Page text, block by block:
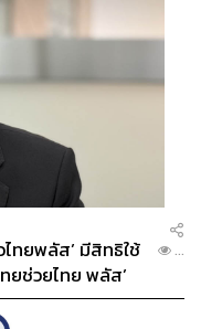
ไทยพลัส’ มีสิทธิใช้
ยช่วยไทย พลัส’
...